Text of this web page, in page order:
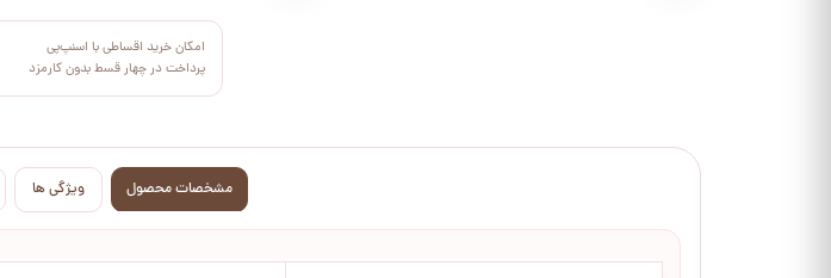
امکان خرید اقساطی با اسنپ‌پی
پرداخت در چهار قسط بدون کارمزد
مشخصات محصول ویژگی ها